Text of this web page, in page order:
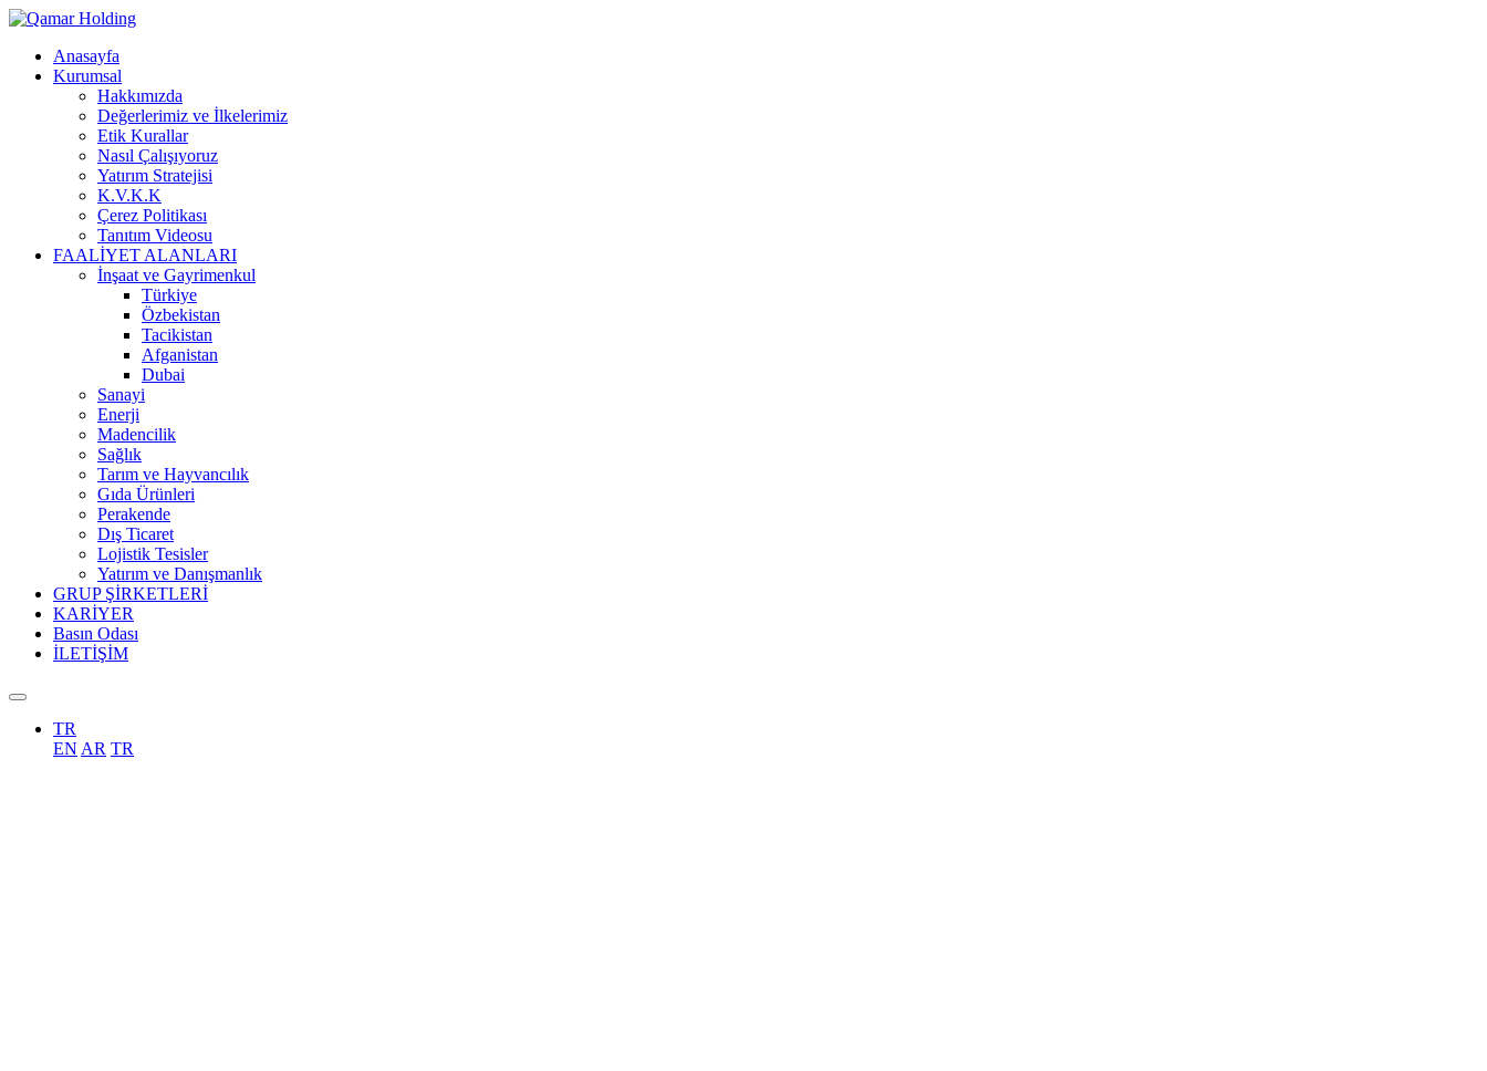
Anasayfa
Kurumsal
Hakkımızda
Değerlerimiz ve İlkelerimiz
Etik Kurallar
Nasıl Çalışıyoruz
Yatırım Stratejisi
K.V.K.K
Çerez Politikası
Tanıtım Videosu
FAALİYET ALANLARI
İnşaat ve Gayrimenkul
Türkiye
Özbekistan
Tacikistan
Afganistan
Dubai
Sanayi
Enerji
Madencilik
Sağlık
Tarım ve Hayvancılık
Gıda Ürünleri
Perakende
Dış Ticaret
Lojistik Tesisler
Yatırım ve Danışmanlık
GRUP ŞİRKETLERİ
KARİYER
Basın Odası
İLETİŞİM
TR
EN AR TR